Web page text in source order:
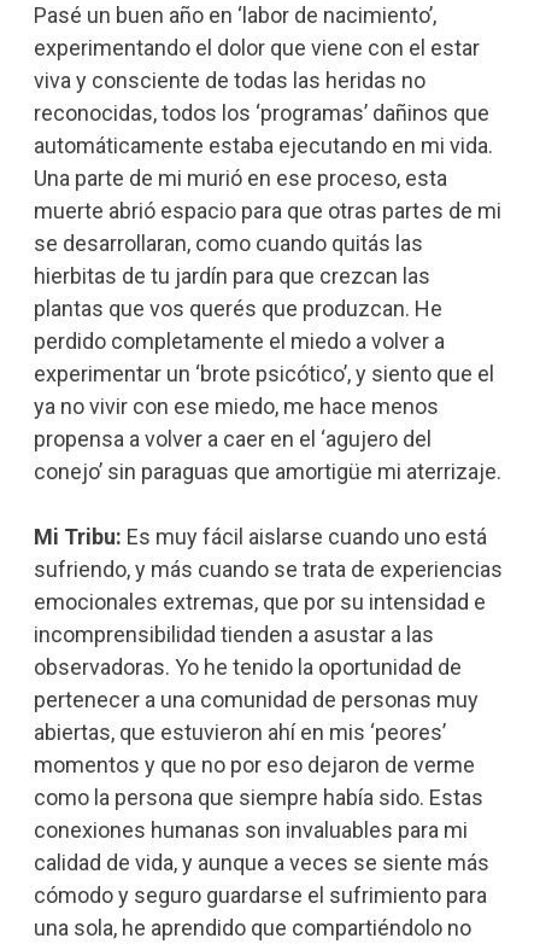
Pasé un buen año en ‘labor de nacimiento’,
experimentando el dolor que viene con el estar
viva y consciente de todas las heridas no
reconocidas, todos los ‘programas’ dañinos que
automáticamente estaba ejecutando en mi vida.
Una parte de mi murió en ese proceso, esta
muerte abrió espacio para que otras partes de mi
se desarrollaran, como cuando quitás las
hierbitas de tu jardín para que crezcan las
plantas que vos querés que produzcan. He
perdido completamente el miedo a volver a
experimentar un ‘brote psicótico’, y siento que el
ya no vivir con ese miedo, me hace menos
propensa a volver a caer en el ‘agujero del
conejo’ sin paraguas que amortigüe mi aterrizaje.
Mi Tribu: Es muy fácil aislarse cuando uno está
sufriendo, y más cuando se trata de experiencias
emocionales extremas, que por su intensidad e
incomprensibilidad tienden a asustar a las
observadoras. Yo he tenido la oportunidad de
pertenecer a una comunidad de personas muy
abiertas, que estuvieron ahí en mis ‘peores’
momentos y que no por eso dejaron de verme
como la persona que siempre había sido. Estas
conexiones humanas son invaluables para mi
calidad de vida, y aunque a veces se siente más
cómodo y seguro guardarse el sufrimiento para
una sola, he aprendido que compartiéndolo no